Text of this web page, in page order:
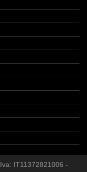
IT11372821006 -